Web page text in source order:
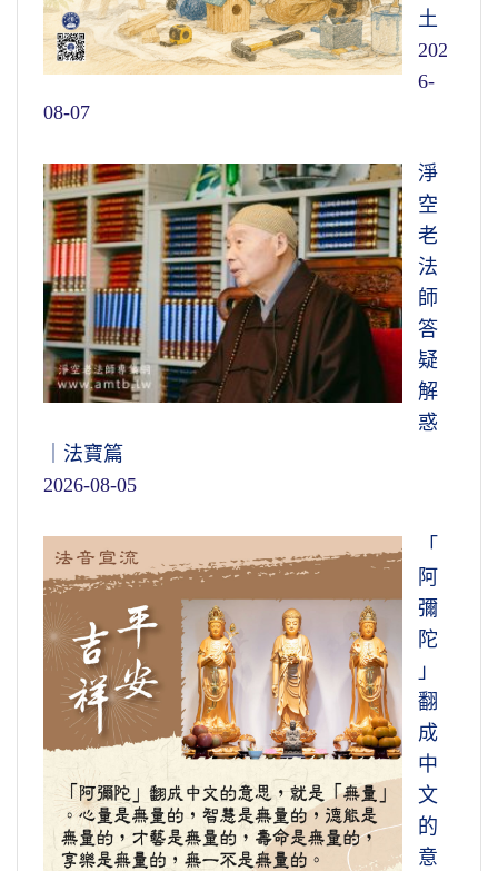
土
202
6-
08-07
淨
空
老
法
師
答
疑
解
惑
｜法寶篇
2026-08-05
「
阿
彌
陀
」
翻
成
中
文
的
意